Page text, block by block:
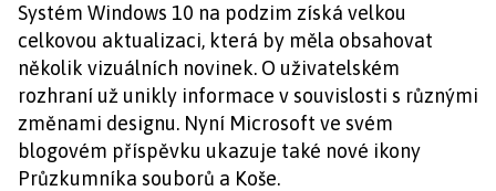
Systém Windows 10 na podzim získá velkou
celkovou aktualizaci, která by měla obsahovat
několik vizuálních novinek. O uživatelském
rozhraní už unikly informace v souvislosti s různými
změnami designu. Nyní Microsoft ve svém
blogovém příspěvku ukazuje také nové ikony
Průzkumníka souborů a Koše.